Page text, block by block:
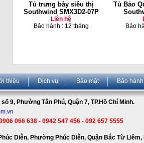
Tủ trưng bày siêu thị
Southwind SMX3D2-07P
Liên hệ
Bảo hành : 12 tháng
Tủ Bảo
Bảo
thiệu Dịch vụ Bảo mật Bảo hành
9, Phường Tân Phú, Quận 7, TP.Hồ Chí Minh.
066 638 - 0942 547 456 - 092 657 5555
Diễn, Phường Phúc Diễn, Quận Bắc Từ Liêm,